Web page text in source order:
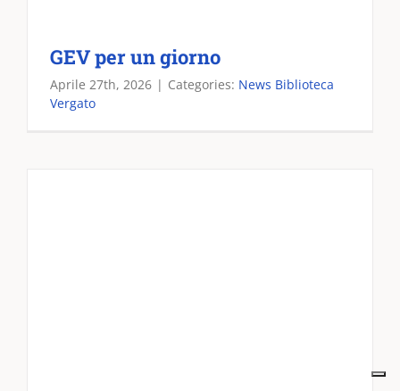
GEV per un giorno
Aprile 27th, 2026 | Categories: News Biblioteca
Vergato